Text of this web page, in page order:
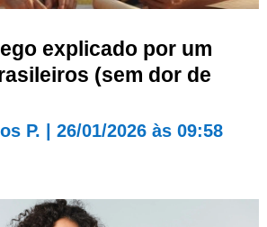
explicado por um
(sem dor de
P. 26/01/2026 às 09:58